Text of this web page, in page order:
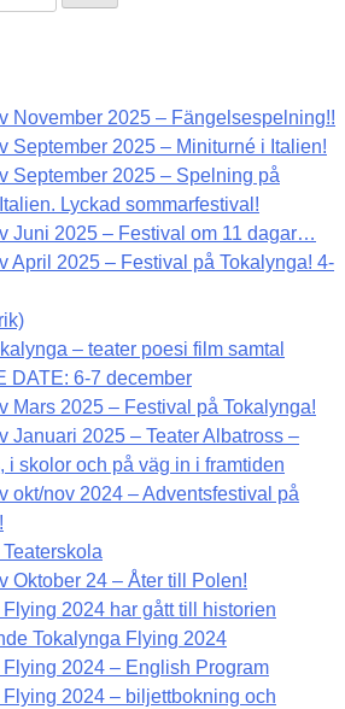
November 2025 – Fängelsespelning!!
September 2025 – Miniturné i Italien!
September 2025 – Spelning på
Lyckad sommarfestival!
Juni 2025 – Festival om 11 dagar…
April 2025 – Festival på Tokalynga! 4-
– teater poesi film samtal
DATE: 6-7 december
Mars 2025 – Festival på Tokalynga!
Januari 2025 – Teater Albatross –
i skolor och på väg in i framtiden
okt/nov 2024 – Adventsfestival på
Oktober 24 – Åter till Polen!
2024 har gått till historien
Tokalynga Flying 2024
2024 – English Program
2024 – biljettbokning och